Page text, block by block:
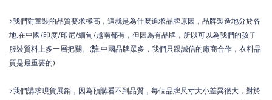
>我們對童裝的品質要求極高，這就是為什麼追求品牌原因，品牌製造地分於各
地:在中國/印度/印尼/緬甸/越南都有，但因為有品牌，所以可以為我們的孩子
服裝質料上多一層把關。(註:中國品牌眾多，我們只跟誠信的廠商合作，衣料品
質是最重要的)
>我們講求現貨展銷，因為預購看不到品質，每個品牌尺寸大小差異很大，對於